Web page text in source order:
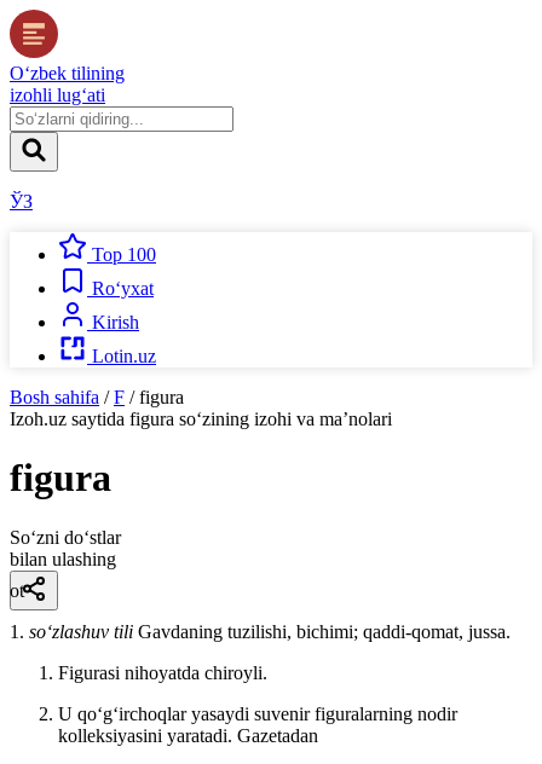
O‘zbek tilining
izohli lug‘ati
ЎЗ
Top 100
Ro‘yxat
Kirish
Lotin.uz
Bosh sahifa / F / figura
Izoh.uz saytida figura so‘zining izohi va ma’nolari
figura
So‘zni do‘stlar
bilan ulashing
ot
1. so‘zlashuv tili Gavdaning tuzilishi, bichimi; qaddi-qomat, jussa.
Figurasi nihoyatda chiroyli.
U qoʻgʻirchoqlar yasaydi suvenir figuralarning nodir
kolleksiyasini yaratadi. Gazetadan